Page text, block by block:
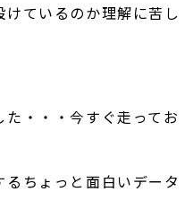
ているのか理解に苦し
・・・今すぐ走ってお
ちょっと面白いデータ